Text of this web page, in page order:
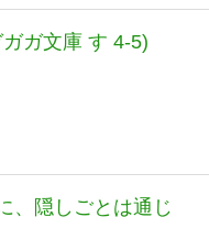
ガ文庫 す 4-5)
、隠しごとは通じ